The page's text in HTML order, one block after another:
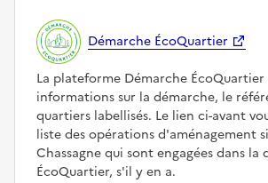
Démarche ÉcoQuartier
La plateforme Démarche
informations sur la démarche, le
quartiers labellisés. Le lien ci-avant
liste des opérations d'aménagement
Chassagne qui sont engagées dans la
ÉcoQuartier, s'il y en a.